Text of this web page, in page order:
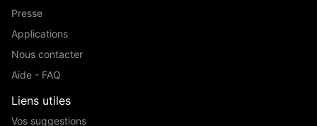
Presse
Applications
Nous contacter
Aide - FAQ
Liens utiles
Vos suggestions